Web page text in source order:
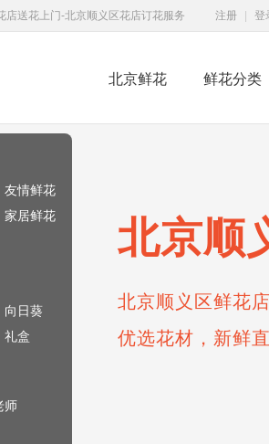
店送花上门-北京顺义区花店订花服务 注册 登
北京鲜花 鲜花分类
北京顺
北京顺义区鲜花
优选花材，新鲜
友情鲜花
家居鲜花
向日葵
礼盒
师